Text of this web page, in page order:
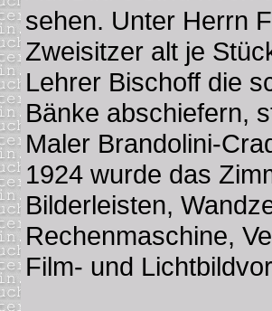
sehen. Unter Herrn
Zweisitzer alt je
Lehrer Bischoff die
Bänke abschiefern,
Maler Brandolini-
1924 wurde das
Bilderleisten,
Rechenmaschine,
Film- und